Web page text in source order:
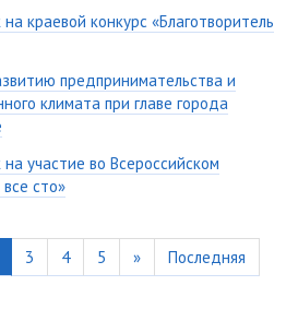
краевой конкурс «Благотворитель
предпринимательства и
климата при главе города
участие во Всероссийском
сто»
3 4 5 » Последняя